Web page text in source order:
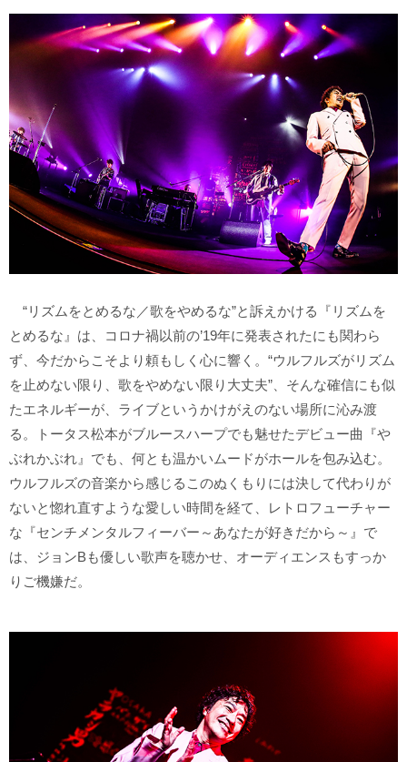
“リズムをとめるな／歌をやめるな”と訴えかける『リズムを
とめるな』は、コロナ禍以前の’19年に発表されたにも関わら
ず、今だからこそより頼もしく心に響く。“ウルフルズがリズム
を止めない限り、歌をやめない限り大丈夫”、そんな確信にも似
たエネルギーが、ライブというかけがえのない場所に沁み渡
る。トータス松本がブルースハープでも魅せたデビュー曲『や
ぶれかぶれ』でも、何とも温かいムードがホールを包み込む。
ウルフルズの音楽から感じるこのぬくもりには決して代わりが
ないと惚れ直すような愛しい時間を経て、レトロフューチャー
な『センチメンタルフィーバー～あなたが好きだから～』で
は、ジョンBも優しい歌声を聴かせ、オーディエンスもすっか
りご機嫌だ。